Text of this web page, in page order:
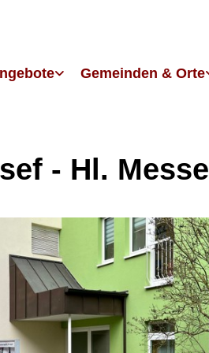
Gemeinden & Orte
- Hl. Messe